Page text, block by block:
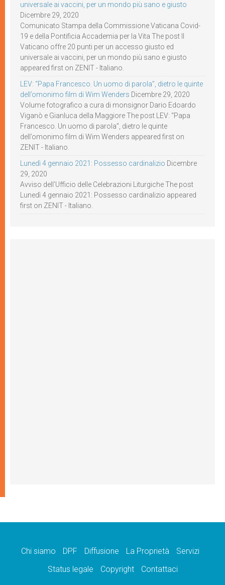
universale ai vaccini, per un mondo più sano e giusto
Dicembre 29, 2020
Comunicato Stampa della Commissione Vaticana Covid-
19 e della Pontificia Accademia per la Vita The post Il
Vaticano offre 20 punti per un accesso giusto ed
universale ai vaccini, per un mondo più sano e giusto
appeared first on ZENIT - Italiano.
LEV: “Papa Francesco. Un uomo di parola”, dietro le quinte
dell’omonimo film di Wim Wenders Dicembre 29, 2020
Volume fotografico a cura di monsignor Dario Edoardo
Viganò e Gianluca della Maggiore The post LEV: “Papa
Francesco. Un uomo di parola”, dietro le quinte
dell’omonimo film di Wim Wenders appeared first on
ZENIT - Italiano.
Lunedì 4 gennaio 2021: Possesso cardinalizio Dicembre
29, 2020
Avviso dell’Ufficio delle Celebrazioni Liturgiche The post
Lunedì 4 gennaio 2021: Possesso cardinalizio appeared
first on ZENIT - Italiano.
Chi siamo DPF Diffusione La Proprietà
Servizi
Status legale
Copyright Contattaci